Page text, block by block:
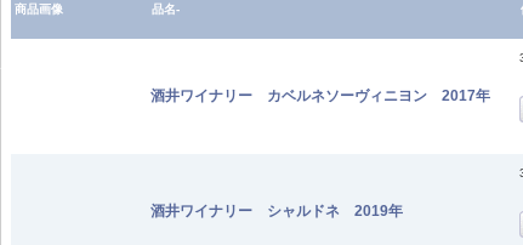
商品画像 品名-
酒井ワイナリー カベルネソーヴィニヨン 2017年
酒井ワイナリー シャルドネ 2019年